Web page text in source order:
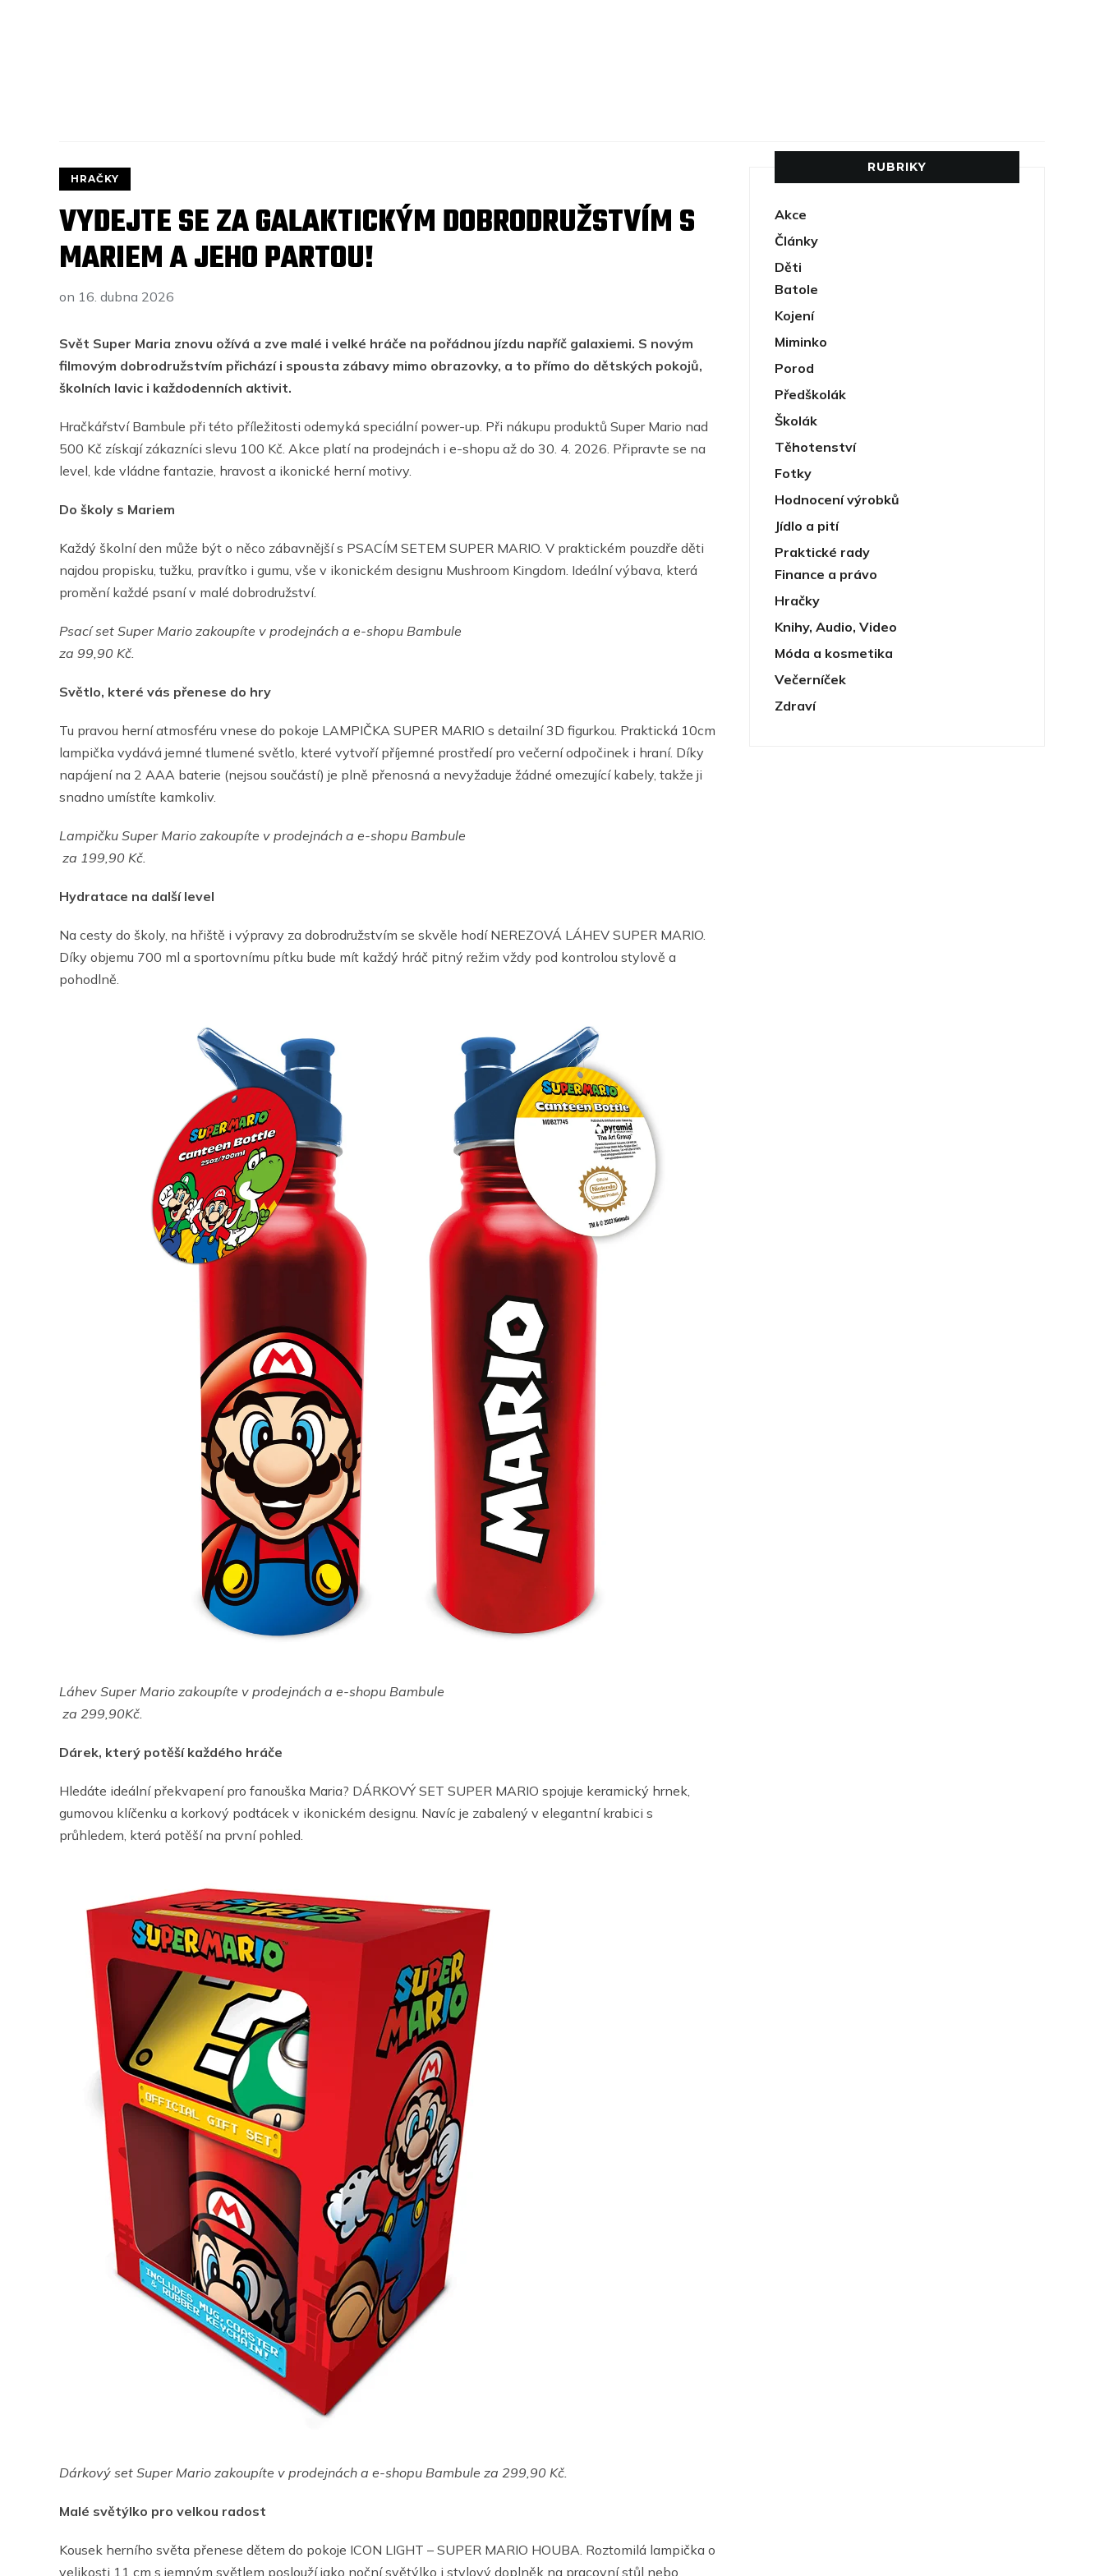
HRAČKY
VYDEJTE SE ZA GALAKTICKÝM DOBRODRUŽSTVÍM S
MARIEM A JEHO PARTOU!
on 16. dubna 2026
Svět Super Maria znovu ožívá a zve malé i velké hráče na pořádnou jízdu napříč galaxiemi. S novým
filmovým dobrodružstvím přichází i spousta zábavy mimo obrazovky, a to přímo do dětských pokojů,
školních lavic i každodenních aktivit.
Hračkářství Bambule při této příležitosti odemyká speciální power-up. Při nákupu produktů Super Mario nad
500 Kč získají zákazníci slevu 100 Kč. Akce platí na prodejnách i e-shopu až do 30. 4. 2026. Připravte se na
level, kde vládne fantazie, hravost a ikonické herní motivy.
Do školy s Mariem
Každý školní den může být o něco zábavnější s PSACÍM SETEM SUPER MARIO. V praktickém pouzdře děti
najdou propisku, tužku, pravítko i gumu, vše v ikonickém designu Mushroom Kingdom. Ideální výbava, která
promění každé psaní v malé dobrodružství.
Psací set Super Mario zakoupíte v prodejnách a e-shopu Bambule
za 99,90 Kč.
Světlo, které vás přenese do hry
Tu pravou herní atmosféru vnese do pokoje LAMPIČKA SUPER MARIO s detailní 3D figurkou. Praktická 10cm
lampička vydává jemné tlumené světlo, které vytvoří příjemné prostředí pro večerní odpočinek i hraní. Díky
napájení na 2 AAA baterie (nejsou součástí) je plně přenosná a nevyžaduje žádné omezující kabely, takže ji
snadno umístíte kamkoliv.
Lampičku Super Mario zakoupíte v prodejnách a e-shopu Bambule
za 199,90 Kč.
Hydratace na další level
Na cesty do školy, na hřiště i výpravy za dobrodružstvím se skvěle hodí NEREZOVÁ LÁHEV SUPER MARIO.
Díky objemu 700 ml a sportovnímu pítku bude mít každý hráč pitný režim vždy pod kontrolou stylově a
pohodlně.
Láhev Super Mario zakoupíte v prodejnách a e-shopu Bambule
za 299,90Kč.
Dárek, který potěší každého hráče
Hledáte ideální překvapení pro fanouška Maria? DÁRKOVÝ SET SUPER MARIO spojuje keramický hrnek,
gumovou klíčenku a korkový podtácek v ikonickém designu. Navíc je zabalený v elegantní krabici s
průhledem, která potěší na první pohled.
Dárkový set Super Mario zakoupíte v prodejnách a e-shopu Bambule za 299,90 Kč.
Malé světýlko pro velkou radost
Kousek herního světa přenese dětem do pokoje ICON LIGHT – SUPER MARIO HOUBA. Roztomilá lampička o
velikosti 11 cm s jemným světlem poslouží jako noční světýlko i stylový doplněk na pracovní stůl nebo
RUBRIKY
Akce
Články
Děti
Batole
Kojení
Miminko
Porod
Předškolák
Školák
Těhotenství
Fotky
Hodnocení výrobků
Jídlo a pití
Praktické rady
Finance a právo
Hračky
Knihy, Audio, Video
Móda a kosmetika
Večerníček
Zdraví